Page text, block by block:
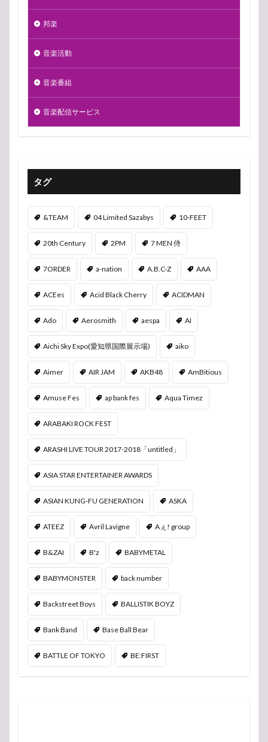
邦楽
音楽活動
音楽番組
音楽配信サービス
タグ
&TEAM 04 Limited Sazabys 10-FEET
20th Century 2PM 7 MEN 侍
7ORDER a-nation A.B.C-Z AAA
ACEes Acid Black Cherry ACIDMAN
Ado Aerosmith aespa AI
Aichi Sky Expo(愛知県国際展示場) aiko
Aimer AIR JAM AKB48 AmBitious
Amuse Fes ap bank fes Aqua Timez
ARABAKI ROCK FEST
ARASHI LIVE TOUR 2017-2018「untitled」
ASIA STAR ENTERTAINER AWARDS
ASIAN KUNG-FU GENERATION ASKA
ATEEZ Avril Lavigne Aぇ! group
B&ZAI B'z BABYMETAL
BABYMONSTER back number
Backstreet Boys BALLISTIK BOYZ
Bank Band Base Ball Bear
BATTLE OF TOKYO BE:FIRST